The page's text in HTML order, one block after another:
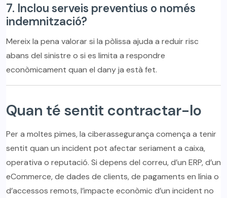
7. Inclou serveis preventius o només
indemnització?
Mereix la pena valorar si la pòlissa ajuda a reduir risc
abans del sinistre o si es limita a respondre
econòmicament quan el dany ja està fet.
Quan té sentit contractar-lo
Per a moltes pimes, la ciberassegurança comença a tenir
sentit quan un incident pot afectar seriament a caixa,
operativa o reputació. Si depens del correu, d’un ERP, d’un
eCommerce, de dades de clients, de pagaments en línia o
d’accessos remots, l’impacte econòmic d’un incident no